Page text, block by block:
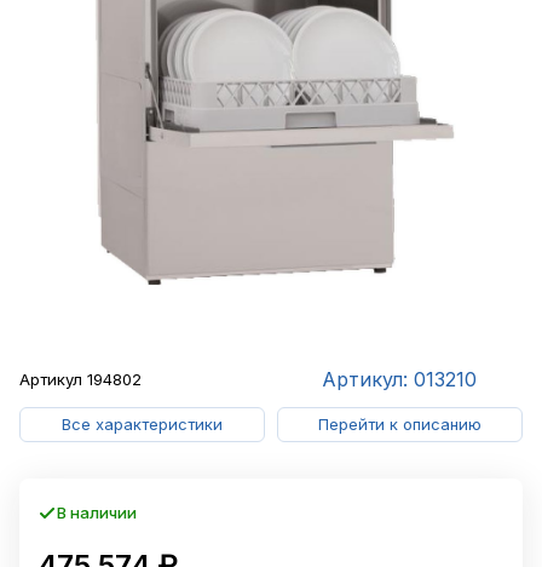
Артикул 194802 Артикул: 013210
Все характеристики Перейти к описанию
В наличии